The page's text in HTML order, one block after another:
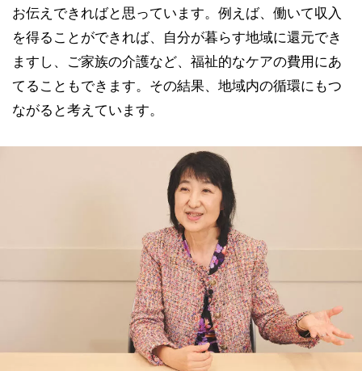
お伝えできればと思っています。例えば、働いて収入
を得ることができれば、自分が暮らす地域に還元でき
ますし、ご家族の介護など、福祉的なケアの費用にあ
てることもできます。その結果、地域内の循環にもつ
ながると考えています。